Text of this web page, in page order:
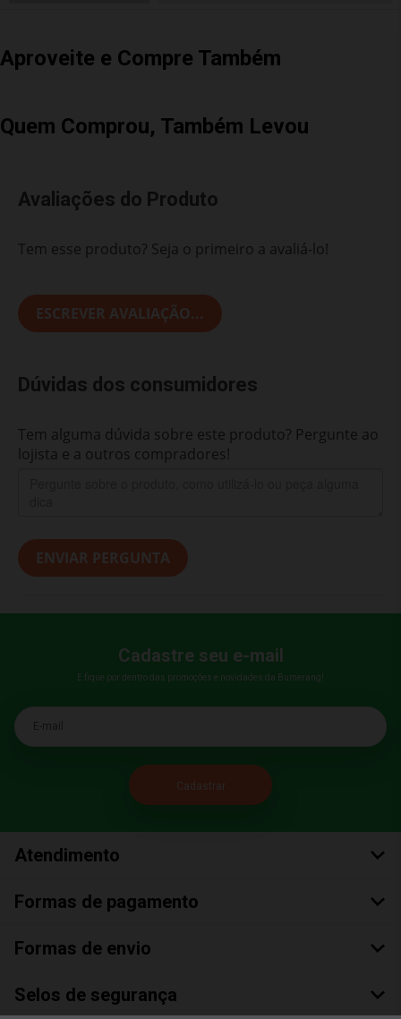
Aproveite e Compre Também
Quem Comprou, Também Levou
Avaliações do Produto
Tem esse produto? Seja o primeiro a avaliá-lo!
ESCREVER AVALIAÇÃO...
Dúvidas dos consumidores
Tem alguma dúvida sobre este produto? Pergunte ao
lojista e a outros compradores!
ENVIAR PERGUNTA
Cadastre seu e-mail
E fique por dentro das promoções e novidades da Bumerang!
E-mail
Atendimento
Formas de pagamento
Formas de envio
Selos de segurança